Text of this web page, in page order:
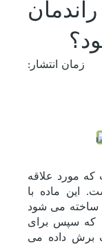
زمان انتشار:
مورد علاقه
این ماده با
ساخته می شود
که سپس برای
برش داده می